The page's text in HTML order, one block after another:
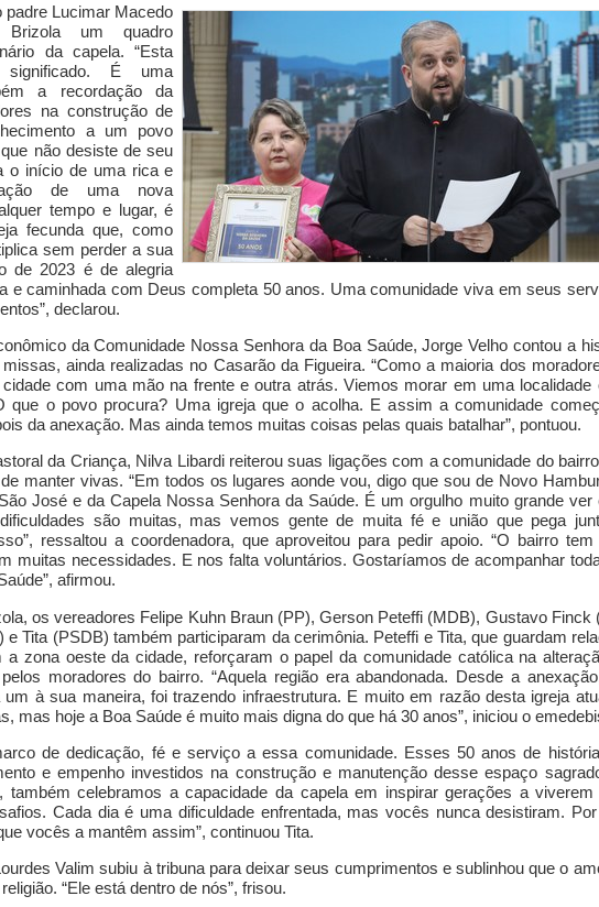
Lucimar Macedo
um quadro
da capela.“Esta
É uma
a recordação da
na construção de
aum povo
não desiste de seu
o início de uma rica e
de uma nova
tempo e lugar, é
fecunda que, como
sem perder a sua
de 2023 é de alegria
e caminhada com Deus completa 50 anos. Uma comunidade viva em seus
declarou.
daComunidade Nossa Senhora da Boa Saúde, Jorge Velhocontou a
missas,ainda realizadas no Casarão da Figueira.“Como a maioria dos
com uma mão na frente e outra atrás. Viemos morar em uma localidade
que o povo procura? Uma igreja que o acolha. E assim acomunidade
da anexação. Mas ainda temos muitas coisas pelas quais batalhar”, pontuou.
da Criança, Nilva Libardi reiterou suas ligações com a comunidade do
manter vivas. “Em todos os lugares aonde vou, digo que sou de Novo
José e da Capela Nossa Senhora da Saúde. É um orgulho muito grande ver
são muitas, mas vemos gente de muita fé e união que pega
ressaltou a coordenadora, que aproveitou para pedir apoio. “O bairro tem
muitas necessidades. E nos falta voluntários. Gostaríamos de acompanhar
”,afirmou.
os vereadores Felipe Kuhn Braun (PP),Gerson Peteffi (MDB), Gustavo Finck
e Tita (PSDB) também participaram da cerimônia. Peteffi e Tita, que guardam
zona oeste da cidade, reforçaram o papel da comunidade católica na
moradores do bairro. “Aquela região era abandonada. Desde a
um à sua maneira, foi trazendo infraestrutura. E muito em razão desta igreja
mas hoje a Boa Saúde é muito mais digna do que há 30 anos”, iniciou o
de dedicação, fé e serviço a essa comunidade. Esses 50 anos de
e empenho investidos na construção e manutenção desse espaço
também celebramos a capacidade da capelaem inspirar gerações a viverem
Cada dia é uma dificuldade enfrentada, mas vocês nunca desistiram.
vocês a mantêm assim”,continuou Tita.
Valimsubiu à tribuna para deixar seus cumprimentos e sublinhou que o
religião.“Ele está dentro de nós”,frisou.